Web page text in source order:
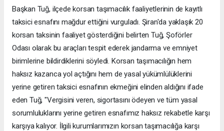
Başkan Tuğ, ilçede korsan taşımacılık faaliyetlerinin de kayıtlı
taksici esnafını mağdur ettiğini vurguladı. Şiran'da yaklaşık 20
korsan taksinin faaliyet gösterdiğini belirten Tuğ, Şoförler
Odası olarak bu araçları tespit ederek jandarma ve emniyet
birimlerine bildirdiklerini söyledi. Korsan taşımacılığın hem
haksız kazanca yol açtığını hem de yasal yükümlülüklerini
yerine getiren taksici esnafının ekmeğini elinden aldığını ifade
eden Tuğ, "Vergisini veren, sigortasını ödeyen ve tüm yasal
sorumluluklarını yerine getiren esnafımız haksız rekabetle karşı
karşıya kalıyor. İlgili kurumlarımızın korsan taşımacılığa karşı